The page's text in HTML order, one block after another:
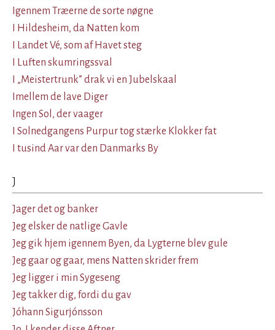
Igennem Træerne de sorte nøgne
I Hildesheim, da Natten kom
I Landet Vé, som af Havet steg
I Luften skumringssval
I „Meistertrunk” drak vi en Jubelskaal
Imellem de lave Diger
Ingen Sol, der vaager
I Solnedgangens Purpur tog stærke Klokker fat
I tusind Aar var den Danmarks By
J
Jager det og banker
Jeg elsker de natlige Gavle
Jeg gik hjem igennem Byen, da Lygterne blev gule
Jeg gaar og gaar, mens Natten skrider frem
Jeg ligger i min Sygeseng
Jeg takker dig, fordi du gav
Jóhann Sigurjónsson